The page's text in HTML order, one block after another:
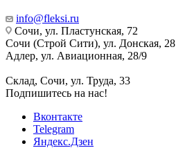
info@fleksi.ru
Сочи, ул. Пластунская, 72
Сочи (Строй Сити), ул. Донская, 28
Адлер, ул. Авиационная, 28/9
Склад, Сочи, ул. Труда, 33
Подпишитесь на нас!
Вконтакте
Telegram
Яндекс.Дзен